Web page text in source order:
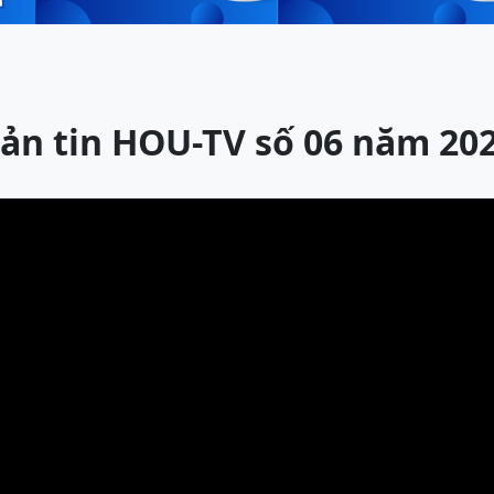
tin HOU-TV số 06 năm